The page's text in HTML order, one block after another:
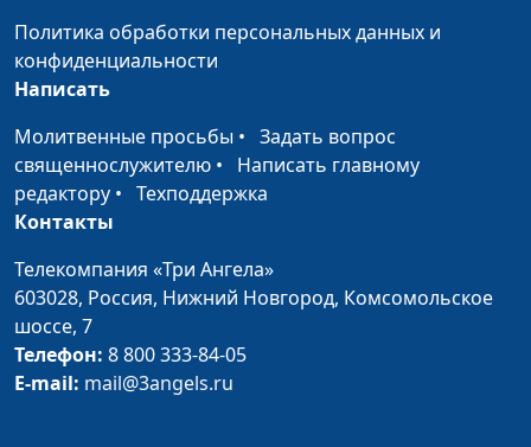
Политика обработки персональных данных и
конфиденциальности
Написать
Молитвенные просьбы • Задать вопрос
священнослужителю • Написать главному
редактору • Техподдержка
Контакты
Телекомпания «Три Ангела»
603028, Россия, Нижний Новгород, Комсомольское
шоссе, 7
Телефон: 8 800 333-84-05
E-mail: mail@3angels.ru